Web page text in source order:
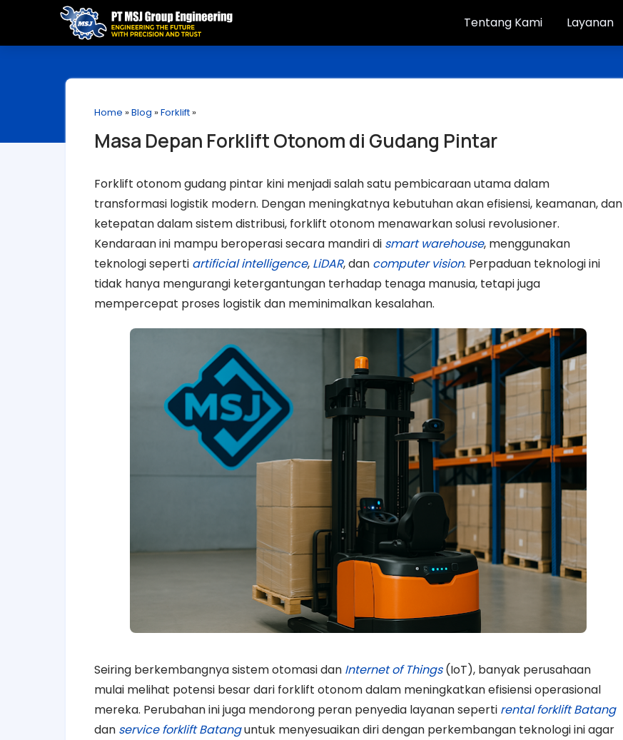
Tentang Kami Layanan
Home »Blog »Forklift »
Masa Depan Forklift Otonom di Gudang Pintar
Forklift otonom gudang pintar kini menjadi salah satu pembicaraan utama dalam
transformasi logistik modern. Dengan meningkatnya kebutuhan akan efisiensi, keamanan, dan
ketepatan dalam sistem distribusi, forklift otonom menawarkan solusi revolusioner.
Kendaraan ini mampu beroperasi secara mandiri di smart warehouse, menggunakan
teknologi seperti artificial intelligence, LiDAR, dan computer vision. Perpaduan teknologi ini
tidak hanya mengurangi ketergantungan terhadap tenaga manusia, tetapi juga
mempercepat proses logistik dan meminimalkan kesalahan.
Seiring berkembangnya sistem otomasi dan Internet of Things(IoT), banyak perusahaan
mulai melihat potensi besar dari forklift otonom dalam meningkatkan efisiensi operasional
mereka. Perubahan ini juga mendorong peran penyedia layanan seperti rental forklift Batang
dan service forklift Batanguntuk menyesuaikan diri dengan perkembangan teknologi ini agar